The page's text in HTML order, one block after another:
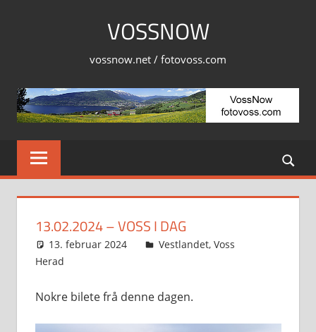
VOSSNOW
vossnow.net / fotovoss.com
13.02.2024 – VOSS I DAG
13. februar 2024 Svein
Vestlandet, Voss
Herad
Nokre bilete frå denne dagen.